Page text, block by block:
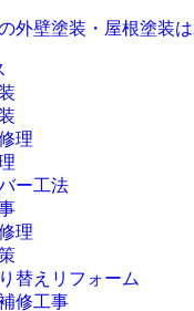
理
ー工法
理
替えリフォーム
修工事